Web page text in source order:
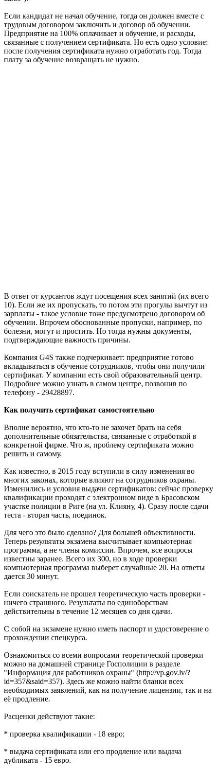
Если кандидат не начал обучение, тогда он должен вместе с
трудовым договором заключить и договор об обучении.
Предприятие на 100% оплачивает и обучение, и расходы,
связанные с получением сертификата. Но есть одно условие:
после получения сертификата нужно отработать год. Тогда
плату за обучение возвращать не нужно.
В ответ от курсантов ждут посещения всех занятий (их всего
10). Если же их пропускать, то потом эти прогулы вычтут из
зарплаты - такое условие тоже предусмотрено договором об
обучении. Впрочем обоснованные пропуски, например, по
болезни, могут и простить. Но тогда нужны документы,
подтверждающие важность причины.
Компания G4S также подчеркивает: предприятие готово
вкладываться в обучение сотрудников, чтобы они получили
сертификат. У компании есть свой образовательный центр.
Подробнее можно узнать в самом центре, позвонив по
телефону - 29428897.
Как получить сертификат самостоятельно
Вполне вероятно, что кто-то не захочет брать на себя
дополнительные обязательства, связанные с отработкой в
конкретной фирме. Что ж, проблему сертификата можно
решить и самому.
Как известно, в 2015 году вступили в силу изменения во
многих законах, которые влияют на сотрудников охраны.
Изменились и условия выдачи сертификатов: сейчас проверку
квалификации проходят с электронном виде в Брасовском
участке полиции в Риге (на ул. Клияну, 4). Сразу после сдачи
теста - вторая часть, поединок.
Для чего это было сделано? Для большей объективности.
Теперь результаты экзамена высчитывает компьютерная
программа, а не члены комиссии. Впрочем, все вопросы
известны заранее. Всего их 300, но в ходе проверки
компьютерная программа выберет случайные 20. На ответы
дается 30 минут.
Если соискатель не прошел теоретическую часть проверки -
ничего страшного. Результаты по единоборствам
действительны в течение 12 месяцев со дня сдачи.
С собой на экзамене нужно иметь паспорт и удостоверение о
прохождении спецкурса.
Ознакомиться со всеми вопросами теоретической проверки
можно на домашней странице Госполиции в разделе
"Информация для работников охраны" (http://vp.gov.lv/?
id=357&said=357). Здесь же можно найти бланки всех
необходимых заявлений, как на получение лицензии, так и на
её продление.
Расценки действуют такие:
* проверка квалификации - 18 евро;
* выдача сертификата или его продление или выдача
дубликата - 15 евро.